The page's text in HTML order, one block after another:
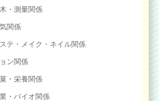
・測量関係
関係
テ・メイク・ネイル関係
ン関係
・栄養関係
・バイオ関係